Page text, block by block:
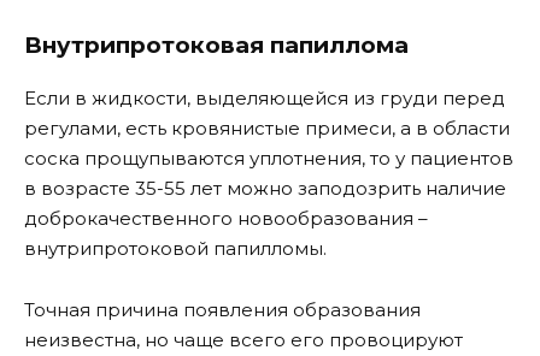
Внутрипротоковая папиллома
Если в жидкости, выделяющейся из груди перед
регулами, есть кровянистые примеси, а в области
соска прощупываются уплотнения, то у пациентов
в возрасте 35-55 лет можно заподозрить наличие
доброкачественного новообразования –
внутрипротоковой папилломы.
Точная причина появления образования
неизвестна, но чаще всего его провоцируют